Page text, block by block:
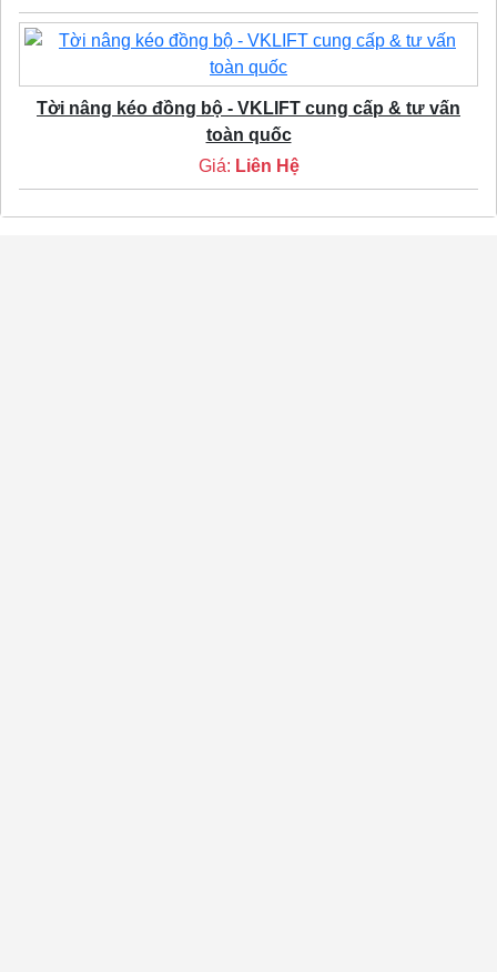
Tời nâng kéo đồng bộ - VKLIFT cung cấp & tư vấn
toàn quốc
Giá: Liên Hệ